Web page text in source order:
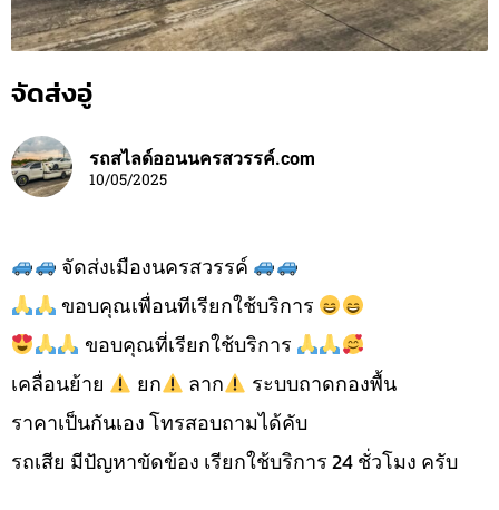
จัดส่งอู่
รถสไลด์ออนนครสวรรค์.com
10/05/2025
จัดส่งเมืองนครสวรรค์
ขอบคุณเพื่อนทีเรียกใช้บริการ
ขอบคุณที่เรียกใช้บริการ
เคลื่อนย้าย
ยก ลาก
ระบบถาดกองพื้น
ราคาเป็นกันเอง โทรสอบถามได้คับ
รถเสีย มีปัญหาขัดข้อง เรียกใช้บริการ 24 ชั่วโมง ครับ